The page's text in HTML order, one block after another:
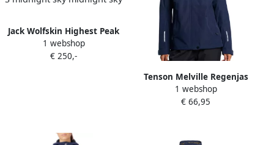
Jack Wolfskin Highest Peak
3L Jacket Women Hardshell
regenjack Dames S
1 webshop
€ 250,-
Tenson Melville Regenjas
Dames
1 webshop
€ 66,95